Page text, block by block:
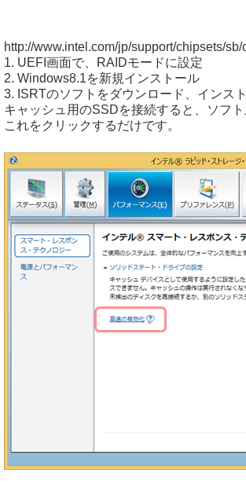
http://www.intel.com/jp/support/chipsets/
1. UEFI画面で、RAIDモードに設定
2. Windows8.1を新規インストール
3. ISRTのソフトをダウンロード、イン
キャッシュ用のSSDを接続すると、ソフ
これをクリックするだけです。